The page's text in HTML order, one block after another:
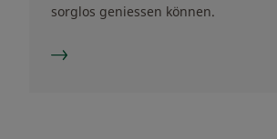
sorglos geniessen können.